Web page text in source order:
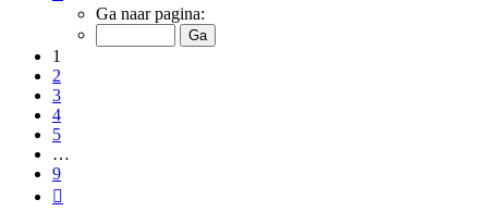
van
Ga naar pagina:
1
2
3
4
5
…
9